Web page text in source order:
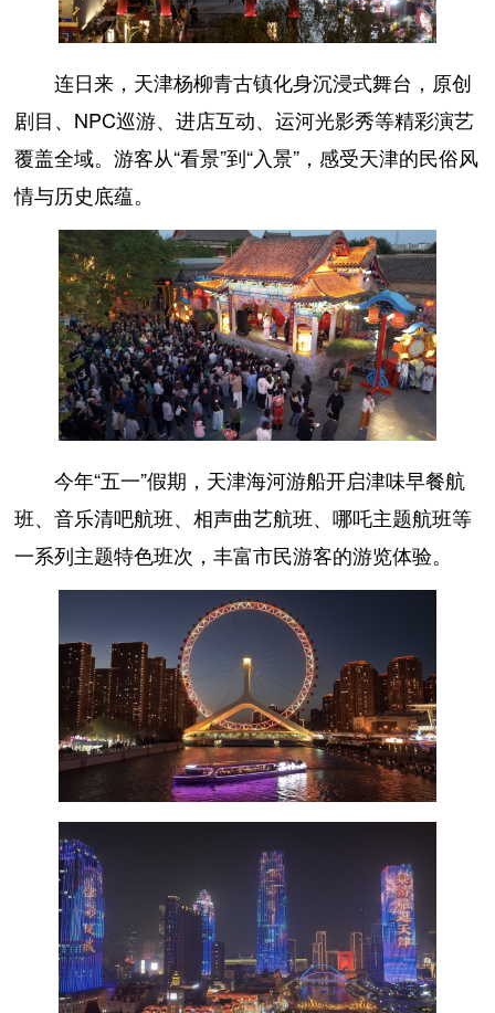
连日来，天津杨柳青古镇化身沉浸式舞台，原创
剧目、NPC巡游、进店互动、运河光影秀等精彩演艺
覆盖全域。游客从“看景”到“入景”，感受天津的民俗风
情与历史底蕴。
今年“五一”假期，天津海河游船开启津味早餐航
班、音乐清吧航班、相声曲艺航班、哪吒主题航班等
一系列主题特色班次，丰富市民游客的游览体验。